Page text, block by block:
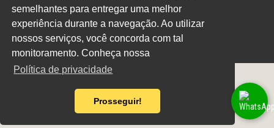
semelhantes para entregar uma melhor
experiência durante a navegação. Ao utilizar
nossos serviços, você concorda com tal
monitoramento. Conheça nossa
Política de privacidade
Prosseguir!
WEBMAIL